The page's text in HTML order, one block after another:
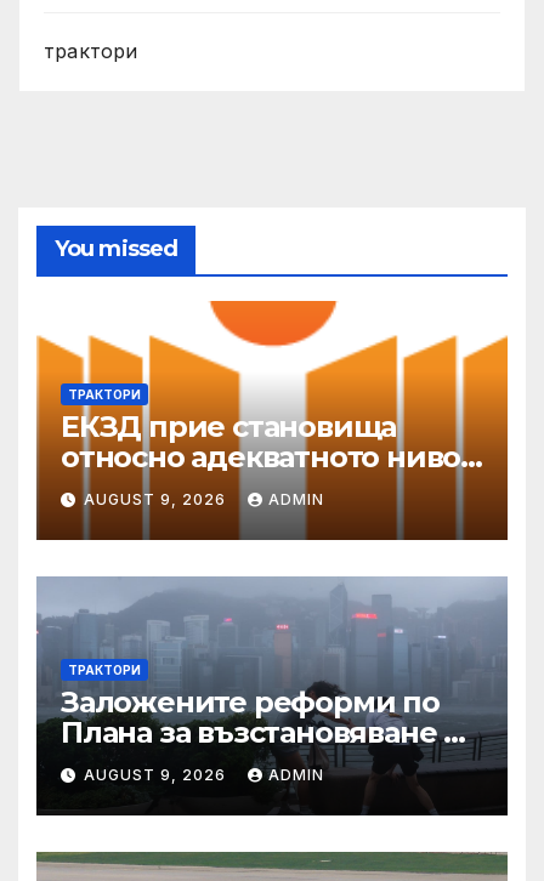
трактори
You missed
ТРАКТОРИ
ЕКЗД прие становища
относно адекватното ниво
на защита
AUGUST 9, 2026 ADMIN
ТРАКТОРИ
Заложените реформи по
Плана за възстановяване и
устойчивост в част
енергетика са
неизпълними
AUGUST 9, 2026 ADMIN